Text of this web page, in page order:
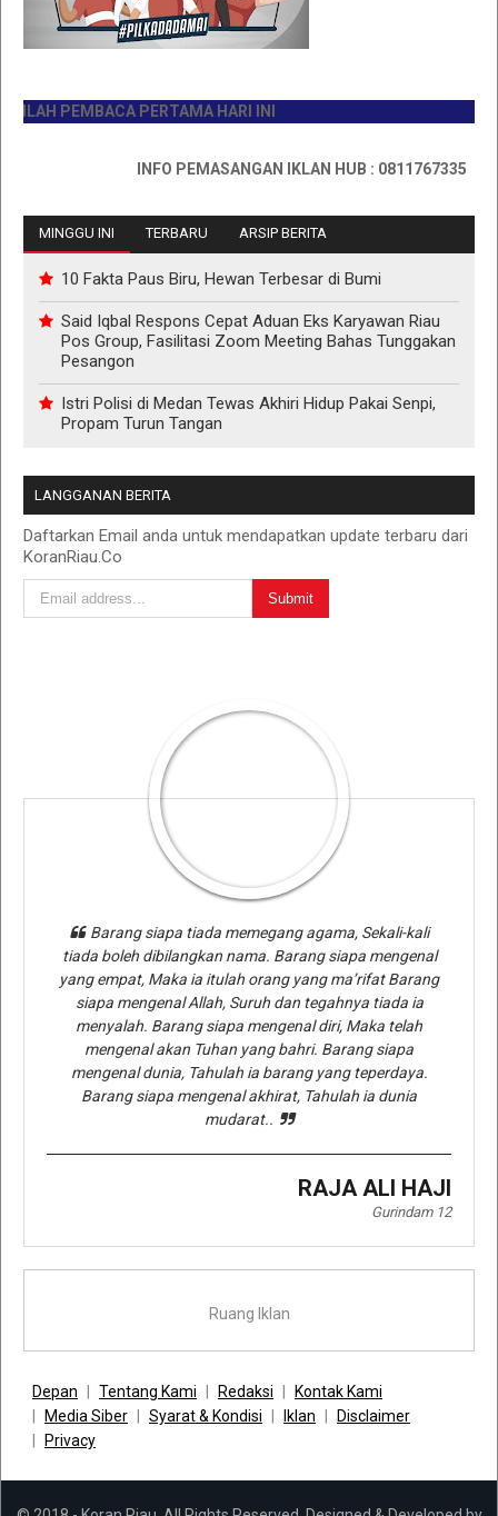
PEMBACA PERTAMA HARI INI
INFO PEMASANGAN IKLAN HUB : 0811767335
MINGGU INI TERBARU ARSIP BERITA
10 Fakta Paus Biru, Hewan Terbesar di Bumi
Said Iqbal Respons Cepat Aduan Eks Karyawan Riau
Pos Group, Fasilitasi Zoom Meeting Bahas Tunggakan
Pesangon
Istri Polisi di Medan Tewas Akhiri Hidup Pakai Senpi,
Propam Turun Tangan
LANGGANAN BERITA
Daftarkan Email anda untuk mendapatkan update terbaru dari
KoranRiau.Co
Barang siapa tiada memegang agama, Sekali-kali
tiada boleh dibilangkan nama. Barang siapa mengenal
yang empat, Maka ia itulah orang yang ma’rifat Barang
siapa mengenal Allah, Suruh dan tegahnya tiada ia
menyalah. Barang siapa mengenal diri, Maka telah
mengenal akan Tuhan yang bahri. Barang siapa
mengenal dunia, Tahulah ia barang yang teperdaya.
Barang siapa mengenal akhirat, Tahulah ia dunia
mudarat..
RAJA ALI HAJI
Gurindam 12
Ruang Iklan
Depan Tentang Kami Redaksi
Kontak Kami
Media Siber
Syarat & Kondisi Iklan
Disclaimer
Privacy